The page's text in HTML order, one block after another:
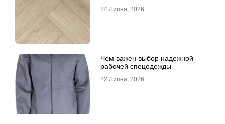
24 Липня, 2026
Чем важен выбор надежной
рабочей спецодежды
22 Липня, 2026